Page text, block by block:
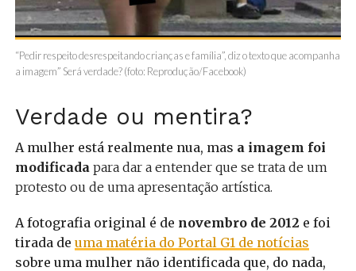
“Pedir respeito desrespeitando crianças e família”, diz o texto que acompanha
a imagem” Será verdade? (foto: Reprodução/Facebook)
Verdade ou mentira?
A mulher está realmente nua, mas a imagem foi
modificada para dar a entender que se trata de um
protesto ou de uma apresentação artística.
A fotografia original é de novembro de 2012 e foi
tirada de uma matéria do Portal G1 de notícias
sobre uma mulher não identificada que, do nada,